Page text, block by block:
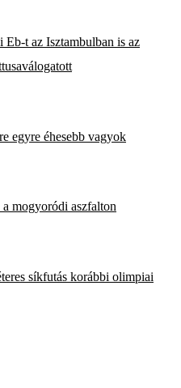
t az Isztambulban is az
egyre éhesebb vagyok
mogyoródi aszfalton
síkfutás korábbi olimpiai